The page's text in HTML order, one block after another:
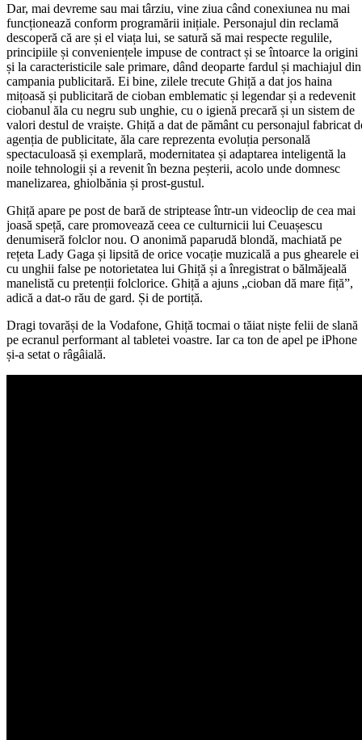
Dar, mai devreme sau mai târziu, vine ziua când conexiunea nu mai
funcționează conform programării inițiale. Personajul din reclamă
descoperă că are și el viața lui, se satură să mai respecte regulile,
principiile și conveniențele impuse de contract și se întoarce la origini
și la caracteristicile sale primare, dând deoparte fardul și machiajul din
campania publicitară. Ei bine, zilele trecute Ghiță a dat jos haina
mițoasă și publicitară de cioban emblematic și legendar și a redevenit
ciobanul ăla cu negru sub unghie, cu o igienă precară și un sistem de
valori destul de vraiște. Ghiță a dat de pământ cu personajul fabricat
agenția de publicitate, ăla care reprezenta evoluția personală
spectaculoasă și exemplară, modernitatea și adaptarea inteligentă la
noile tehnologii și a revenit în bezna peșterii, acolo unde domnesc
manelizarea, ghiolbănia și prost-gustul.
Ghiță apare pe post de bară de striptease într-un videoclip de cea mai
joasă speță, care promovează ceea ce culturnicii lui Ceuașescu
denumiseră folclor nou. O anonimă paparudă blondă, machiată pe
rețeta Lady Gaga și lipsită de orice vocație muzicală a pus ghearele ei
cu unghii false pe notorietatea lui Ghiță și a înregistrat o bălmăjeală
manelistă cu pretenții folclorice. Ghiță a ajuns „cioban dă mare fiță”,
adică a dat-o rău de gard. Și de portiță.
Dragi tovarăși de la Vodafone, Ghiță tocmai o tăiat niște felii de slană
pe ecranul performant al tabletei voastre. Iar ca ton de apel pe iPhone
și-a setat o râgâială.